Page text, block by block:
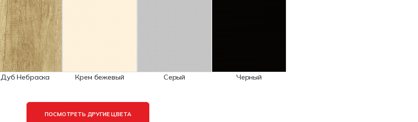
Дуб Небраска Крем бежевый Серый Черный
ПОСМОТРЕТЬ ДРУГИЕ ЦВЕТА